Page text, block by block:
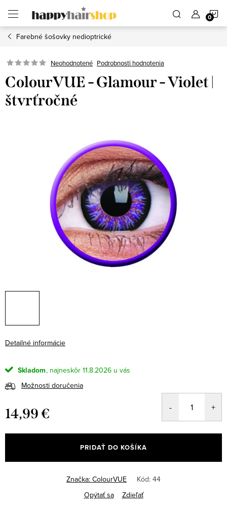
obsah
Farebné šošovky nedioptrické
Neohodnotené Podrobnosti hodnotenia
ColourVUE - Glamour - Violet |
štvrťročné
Detailné informácie
Skladom
11.8.2026
Možnosti doručenia
14,99 €
cena:
PRIDAŤ DO KOŠÍKA
Značka: ColourVUE Kód: 44
Opýtať sa
Zdieľať